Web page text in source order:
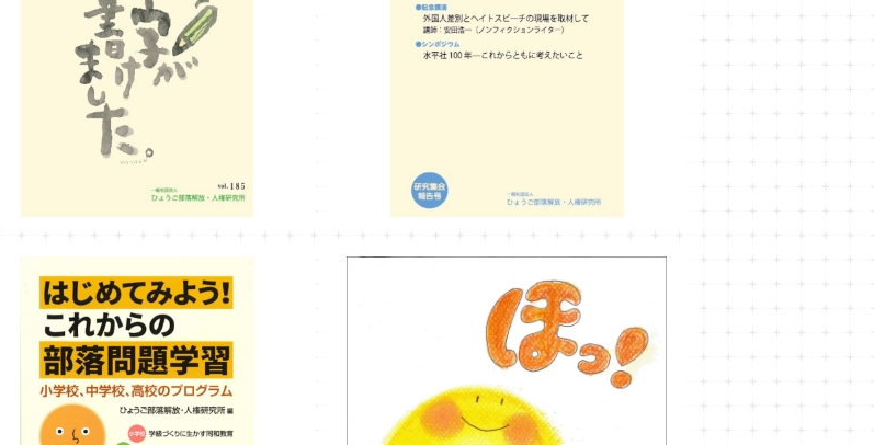
ひょうご部落解放185号
¥990
ひょうご部落解放184号
はじめてみよう！これからの部落問題学習
¥2,200
ほっ！
¥1,000